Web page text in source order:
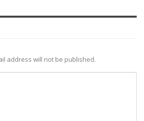
address will not be published.